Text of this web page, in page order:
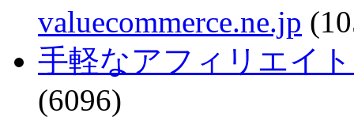
valuecommerce.ne.jp
手軽なアフィリエイ
(6096)